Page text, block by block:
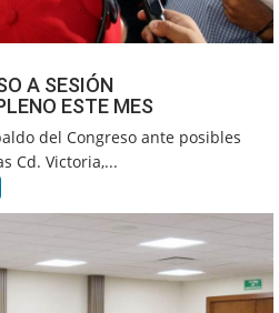
A SESIÓN
ESTE MES
del Congreso ante posibles
Cd. Victoria,...